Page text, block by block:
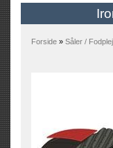
Forside » Såler /